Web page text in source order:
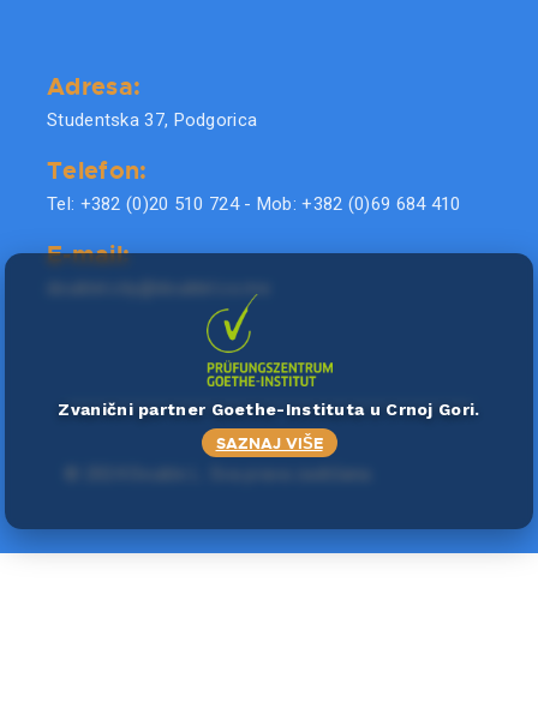
Adresa:
Studentska 37, Podgorica
Telefon:
Tel: +382 (0)20 510 724 - Mob: +382 (0)69 684 410
E-mail:
Zvanični partner Goethe-Instituta u Crnoj Gori.
SAZNAJ VIŠE